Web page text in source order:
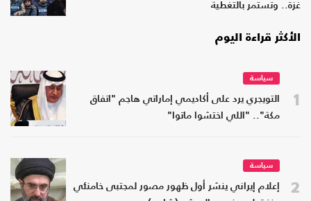
غزة.. وتستمر بالتغطية
الأكثر قراءة اليوم
1
سياسة
التويجري يرد على أكاديمي إماراتي هاجم "اتفاق
مكة".. "اللي اختشوا ماتوا"
2
سياسة
إعلام إيراني ينشر أول ظهور مصور لمجتبى خامنئي